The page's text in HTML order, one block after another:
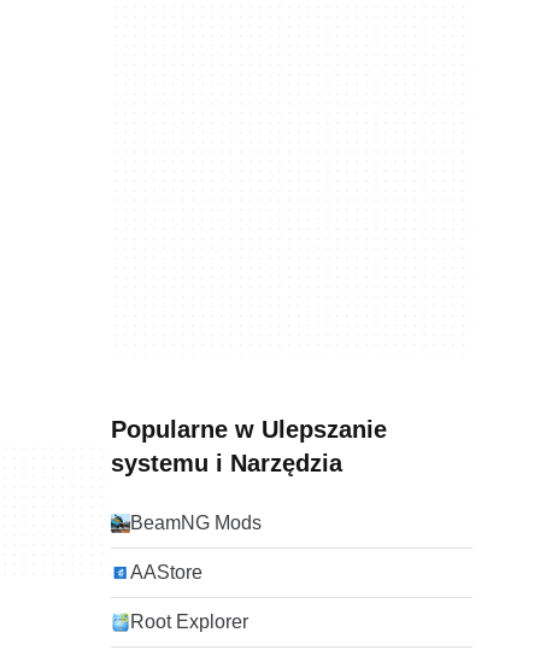
Popularne w Ulepszanie
systemu i Narzędzia
BeamNG Mods
AAStore
Root Explorer